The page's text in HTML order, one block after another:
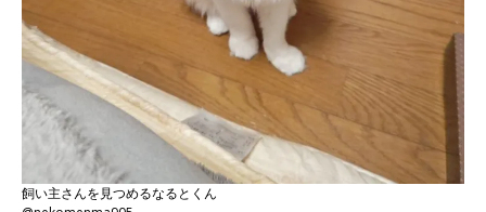
飼い主さんを見つめるなるとくん